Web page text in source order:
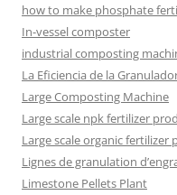
how to make phosphate
In-vessel composter
industrial composting
La Eficiencia de la
Large Composting Machine
Large scale npk fertilizer
Large scale organic fertilizer
Lignes de granulation
Limestone Pellets Plant